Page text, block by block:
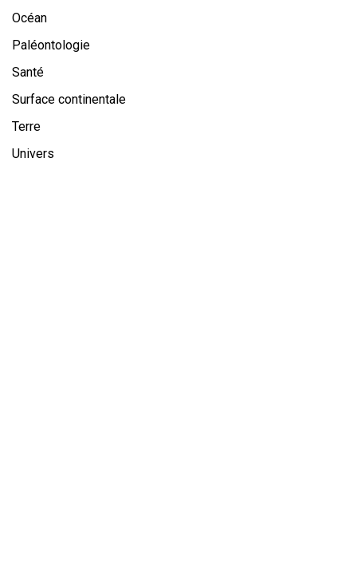
Océan
Paléontologie
Santé
Surface continentale
Terre
Univers